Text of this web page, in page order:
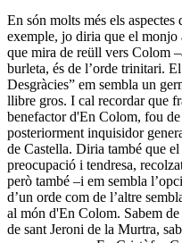
En són molts més els
exemple, jo diria que el
que mira de reüll vers Colom
burleta, és de l’orde trinitari.
Desgràcies” em sembla un
llibre gros. I cal recordar que
benefactor d'En Colom, fou
posteriorment inquisidor
de Castella. Diria també que
preocupació i tendresa,
però també –i em sembla
d’un orde com de l’altre
al món d'En Colom. Sabem
de sant Jeroni de la Murtra,